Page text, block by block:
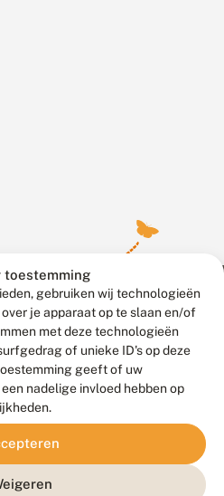
toestemming
gebruiken wij technologieën
je apparaat op te slaan en/of
met deze technologieën
of unieke ID's op deze
geeft of uw
nadelige invloed hebben op
Go2People
, ontworpen door
Agency
Privacy